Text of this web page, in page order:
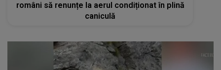
români să renunțe la aerul condiționat în plină
caniculă